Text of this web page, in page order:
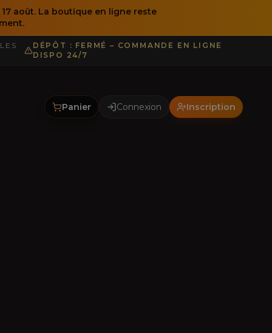
août. La boutique en ligne reste
DÉPÔT : FERMÉ – COMMANDE EN LIGNE
DISPO 24/7
Panier Connexion Inscription